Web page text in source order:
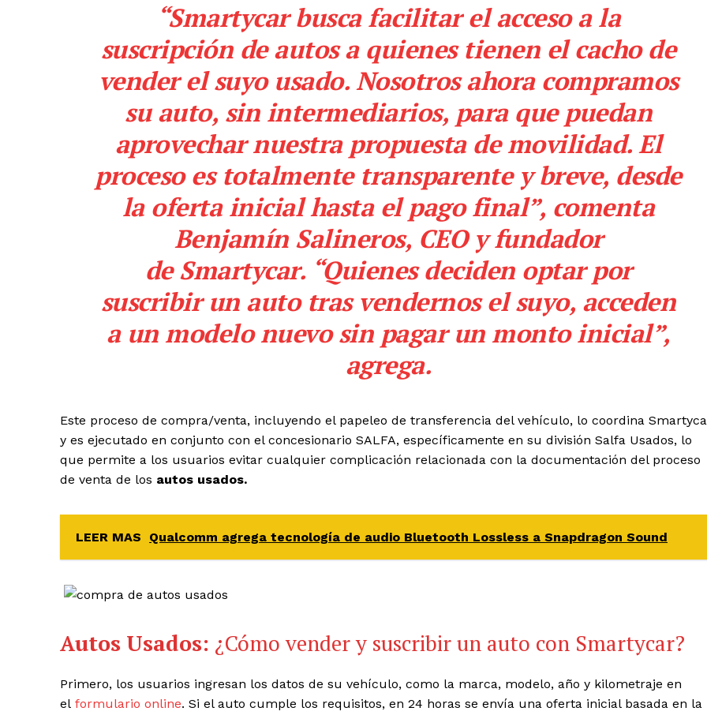
“Smartycarbusca facilitar el acceso a la
suscripción de autos a quienes tienen el cacho de
vender el suyo usado. Nosotros ahora compramos
su auto, sin intermediarios, para que puedan
aprovechar nuestra propuesta de movilidad. El
proceso es totalmente transparente y breve, desde
la oferta inicial hasta el pago final”, comenta
Benjamín Salineros, CEO y fundador
deSmartycar. “Quienes deciden optar por
suscribir un auto tras vendernos el suyo, acceden
a un modelo nuevo sin pagar un monto inicial”,
agrega.
Este proceso de compra/venta, incluyendo el papeleo de transferencia del vehículo, lo coordina
y es ejecutado en conjunto con el concesionario SALFA, específicamente en su división Salfa Usados, lo
que permite a los usuarios evitar cualquier complicación relacionada con la documentación del proceso
de venta de los autos usados.
LEER MAS Qualcomm agrega tecnología de audio Bluetooth Lossless a Snapdragon Sound
Autos Usados: ¿Cómo vender y suscribir un auto con Smartycar?
Primero, los usuarios ingresan los datos de su vehículo, como la marca, modelo, año y kilometraje en
el formulario online. Si el auto cumple los requisitos, en 24 horas se envía una oferta inicial basada en la